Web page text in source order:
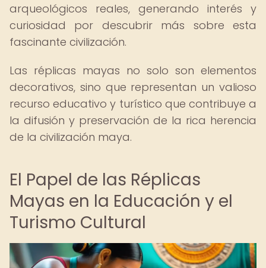
arqueológicos reales, generando interés y
curiosidad por descubrir más sobre esta
fascinante civilización.
Las réplicas mayas no solo son elementos
decorativos, sino que representan un valioso
recurso educativo y turístico que contribuye a
la difusión y preservación de la rica herencia
de la civilización maya.
El Papel de las Réplicas
Mayas en la Educación y el
Turismo Cultural